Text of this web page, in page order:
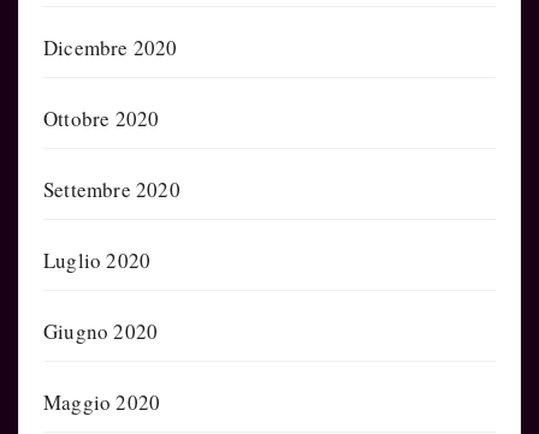
Dicembre 2020
Ottobre 2020
Settembre 2020
Luglio 2020
Giugno 2020
Maggio 2020